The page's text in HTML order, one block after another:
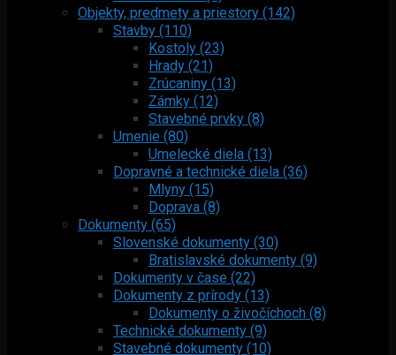
Objekty, predmety a priestory (142)
Stavby (110)
Kostoly (23)
Hrady (21)
Zrúcaniny (13)
Zámky (12)
Stavebné prvky (8)
Umenie (80)
Umelecké diela (13)
Dopravné a technické diela (36)
Mlyny (15)
Doprava (8)
Dokumenty (65)
Slovenské dokumenty (30)
Bratislavské dokumenty (9)
Dokumenty v čase (22)
Dokumenty z prírody (13)
Dokumenty o živočíchoch (8)
Technické dokumenty (9)
Stavebné dokumenty (10)